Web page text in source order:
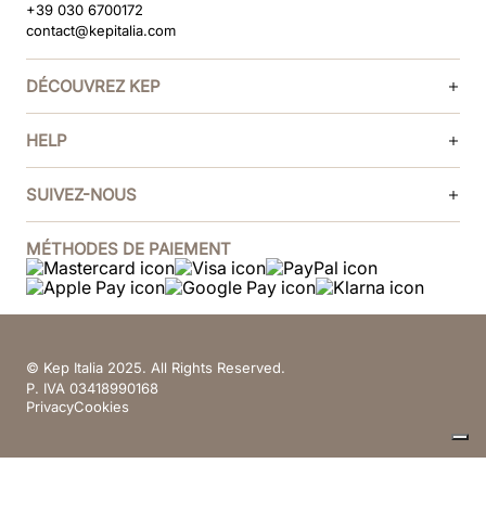
+39 030 6700172
contact@kepitalia.com
DÉCOUVREZ KEP
HELP
SUIVEZ-NOUS
MÉTHODES DE PAIEMENT
© Kep Italia 2025. All Rights Reserved.
P. IVA 03418990168
PrivacyCookies